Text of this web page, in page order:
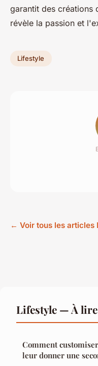
garantit des créations
révèle la passion et
Lifestyle
← Voir tous les articles
Lifestyle — À
Comment
leur donner une